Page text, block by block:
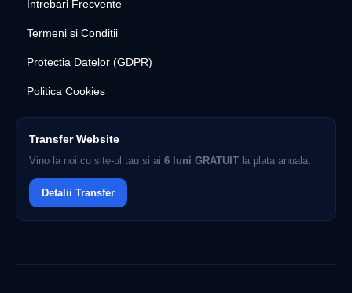
Intrebari Frecvente
Termeni si Conditii
Protectia Datelor (GDPR)
Politica Cookies
Transfer Website
Vino la noi cu site-ul tau si ai 6 luni GRATUIT la plata anuala.
Detalii Transfer